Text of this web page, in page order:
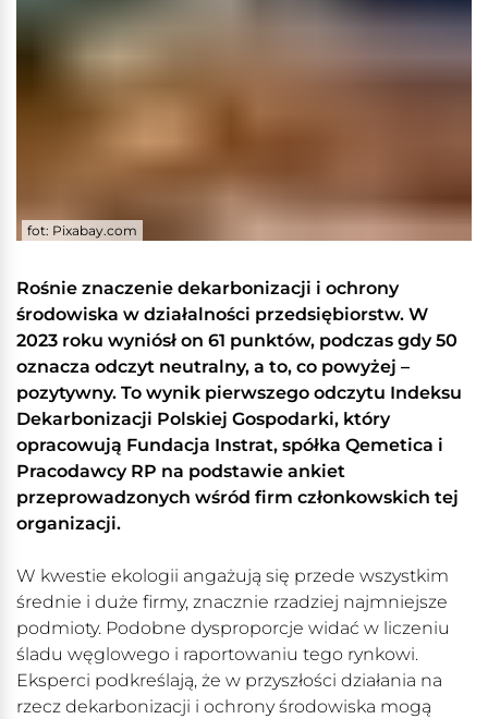
fot: Pixabay.com
Rośnie znaczenie dekarbonizacji i ochrony
środowiska w działalności przedsiębiorstw. W
2023 roku wyniósł on 61 punktów, podczas gdy 50
oznacza odczyt neutralny, a to, co powyżej –
pozytywny. To wynik pierwszego odczytu Indeksu
Dekarbonizacji Polskiej Gospodarki, który
opracowują Fundacja Instrat, spółka Qemetica i
Pracodawcy RP na podstawie ankiet
przeprowadzonych wśród firm członkowskich tej
organizacji.
W kwestie ekologii angażują się przede wszystkim
średnie i duże firmy, znacznie rzadziej najmniejsze
podmioty. Podobne dysproporcje widać w liczeniu
śladu węglowego i raportowaniu tego rynkowi.
Eksperci podkreślają, że w przyszłości działania na
rzecz dekarbonizacji i ochrony środowiska mogą